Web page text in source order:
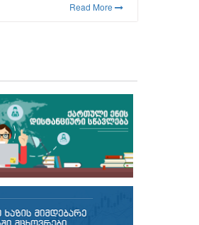
Read More